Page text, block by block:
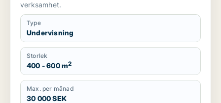
verksamhet.
Type
Undervisning
Storlek
400 - 600 m2
Max. per månad
30 000 SEK